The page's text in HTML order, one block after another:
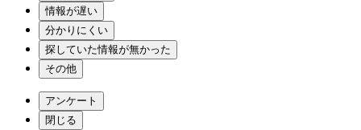
情報が遅い
分かりにくい
探していた情報が無かった
その他
アンケート
閉じる